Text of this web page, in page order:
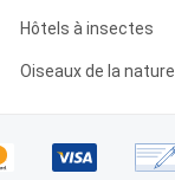
Hôtels à insectes
Oiseaux de la nature